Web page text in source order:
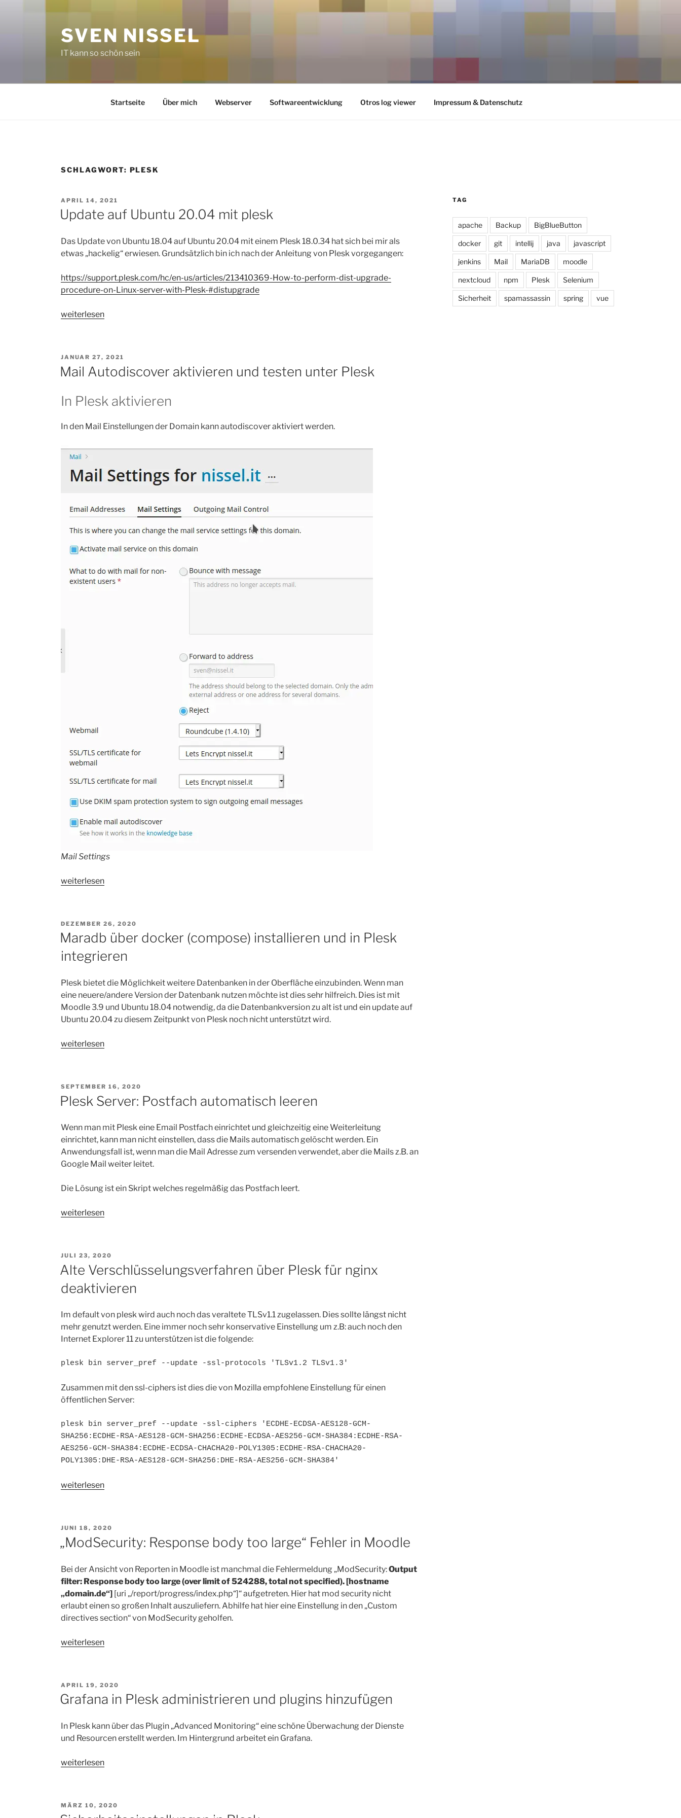
SVEN NISSEL
IT kann so schön sein
Startseite Über mich Webserver Softwareentwicklung Otros log viewer Impressum & Datenschutz
SCHLAGWORT: PLESK
VERÖFFENTLICHT
AM
APRIL 14, 2021
Update auf Ubuntu 20.04 mit plesk
Das Update von Ubuntu 18.04 auf Ubuntu 20.04 mit einem Plesk 18.0.34 hat sich bei mir als
etwas „hackelig“ erwiesen. Grundsätzlich bin ich nach der Anleitung von Plesk vorgegangen:
https://support.plesk.com/hc/en-us/articles/213410369-How-to-perform-dist-upgrade-
procedure-on-Linux-server-with-Plesk-#distupgrade
„Update
mit
plesk“
weiterlesen
VERÖFFENTLICHT
JANUAR 27, 2021
Mail Autodiscover aktivieren und testen unter Plesk
In Plesk aktivieren
In den Mail Einstellungen der Domain kann autodiscover aktiviert werden.
Mail Settings
„Mail
testen
unter
Plesk“
weiterlesen
VERÖFFENTLICHT
AM
DEZEMBER 26, 2020
Maradb über docker (compose) installieren und in Plesk
integrieren
Plesk bietet die Möglichkeit weitere Datenbanken in der Oberfläche einzubinden. Wenn man
eine neuere/andere Version der Datenbank nutzen möchte ist dies sehr hilfreich. Dies ist mit
Moodle 3.9 und Ubuntu 18.04 notwendig, da die Datenbankversion zu alt ist und ein update auf
Ubuntu 20.04 zu diesem Zeitpunkt von Plesk noch nicht unterstützt wird.
„Maradb
installieren
und
Plesk
integrieren“
weiterlesen
VERÖFFENTLICHT
SEPTEMBER 16, 2020
Plesk Server: Postfach automatisch leeren
Wenn man mit Plesk eine Email Postfach einrichtet und gleichzeitig eine Weiterleitung
einrichtet, kann man nicht einstellen, dass die Mails automatisch gelöscht werden. Ein
Anwendungsfall ist, wenn man die Mail Adresse zum versenden verwendet, aber die Mails z.B. an
Google Mail weiter leitet.
Die Lösung ist ein Skript welches regelmäßig das Postfach leert.
„Plesk
leeren“
weiterlesen
VERÖFFENTLICHT
AM
JULI 23, 2020
Alte Verschlüsselungsverfahren über Plesk für nginx
deaktivieren
Im default von plesk wird auch noch das veraltete TLSv1.1 zugelassen. Dies sollte längst nicht
mehr genutzt werden. Eine immer noch sehr konservative Einstellung um z.B: auch noch den
Internet Explorer 11 zu unterstützen ist die folgende:
plesk bin server_pref --update -ssl-protocols 'TLSv1.2 TLSv1.3'
Zusammen mit den ssl-ciphers ist dies die von Mozilla empfohlene Einstellung für einen
öffentlichen Server:
plesk bin server_pref --update -ssl-ciphers 'ECDHE-ECDSA-AES128-GCM-
SHA256:ECDHE-RSA-AES128-GCM-SHA256:ECDHE-ECDSA-AES256-GCM-SHA384:ECDHE-RSA-
AES256-GCM-SHA384:ECDHE-ECDSA-CHACHA20-POLY1305:ECDHE-RSA-CHACHA20-
POLY1305:DHE-RSA-AES128-GCM-SHA256:DHE-RSA-AES256-GCM-SHA384'
„Alte
nginx
weiterlesen
VERÖFFENTLICHT
AM
JUNI 18, 2020
„ModSecurity: Response body too large“ Fehler in Moodle
Bei der Ansicht von Reporten in Moodle ist manchmal die Fehlermeldung „ModSecurity:Output
filter: Response body too large (over limit of 524288, total not specified). [hostname
„domain.de“] [uri „/report/progress/index.php“]“ aufgetreten. Hier hat mod security nicht
erlaubt einen so großen Inhalt auszuliefern. Abhilfe hat hier eine Einstellung in den „Custom
directives section“ von ModSecurity geholfen.
„„ModSecurity:
large“
Fehler
Moodle“
weiterlesen
VERÖFFENTLICHT
AM
APRIL 19, 2020
Grafana in Plesk administrieren und plugins hinzufügen
In Plesk kann über das Plugin „Advanced Monitoring“ eine schöne Überwachung der Dienste
und Resourcen erstellt werden. Im Hintergrund arbeitet ein Grafana.
„Grafana
und
weiterlesen
VERÖFFENTLICHT
MÄRZ 10, 2020
TAG
apache Backup BigBlueButton
docker git intellij java javascript
jenkins Mail MariaDB moodle
nextcloud npm Plesk Selenium
Sicherheit spamassassin spring vue